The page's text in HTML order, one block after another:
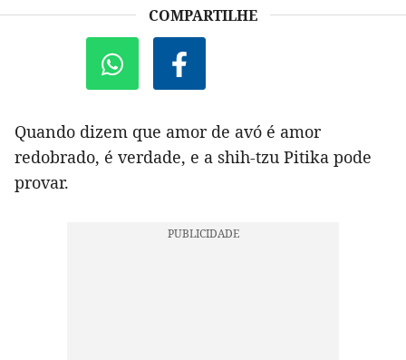
COMPARTILHE
Quando dizem que amor de avó é amor
redobrado, é verdade, e a shih-tzu Pitika pode
provar.